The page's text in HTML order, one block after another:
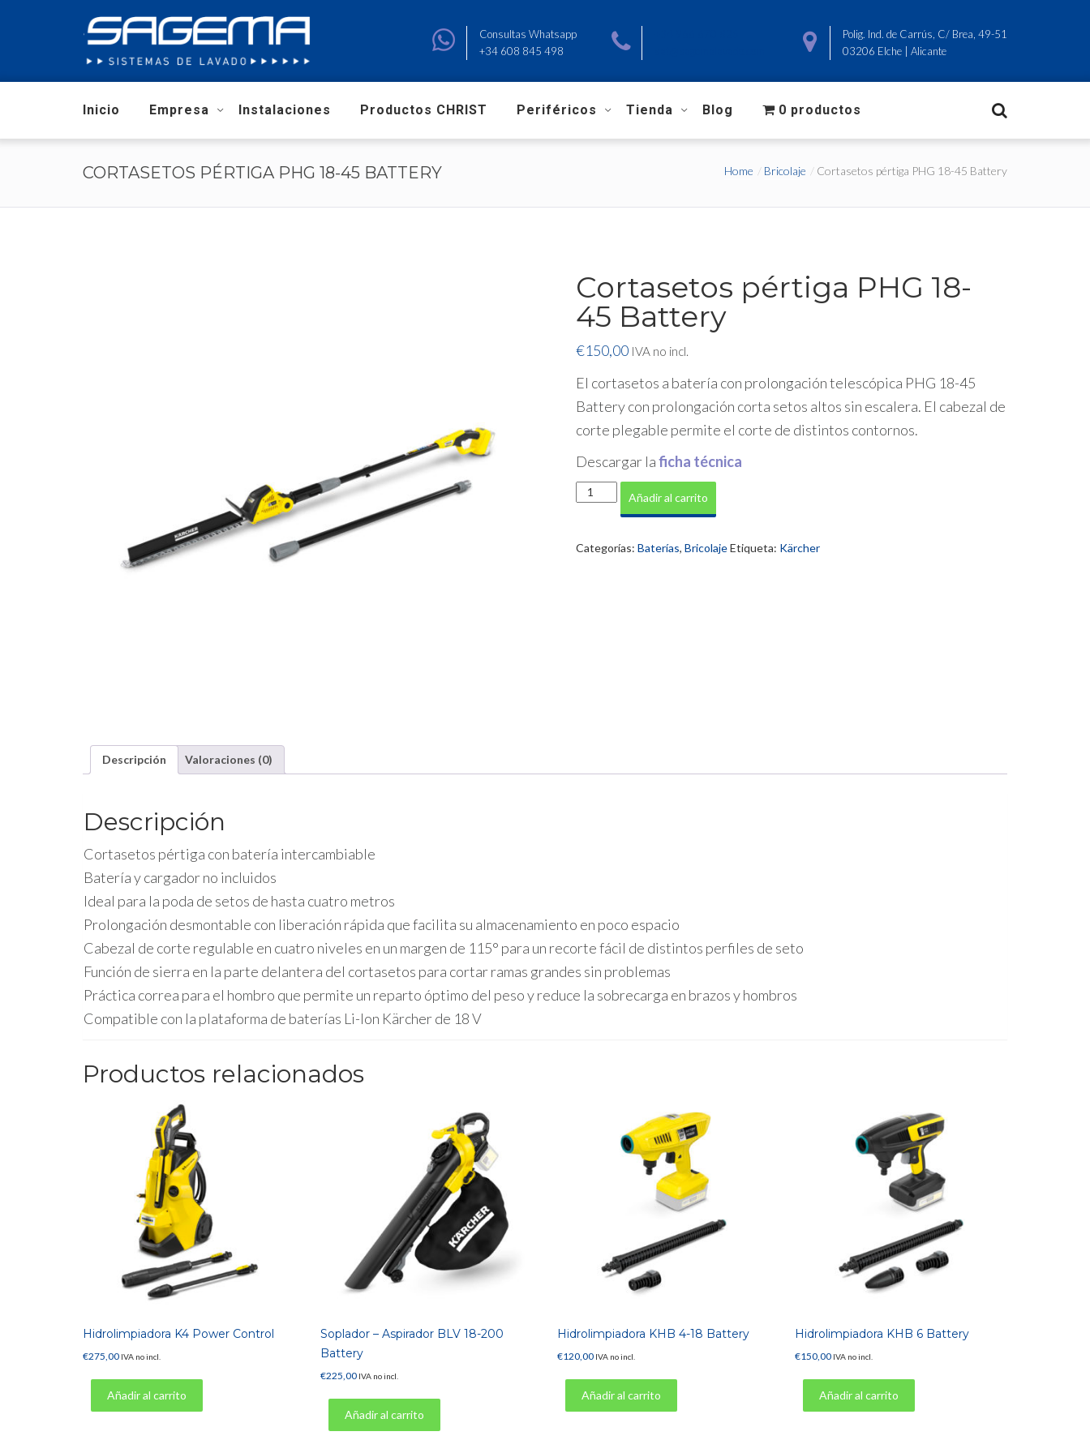
Consultas Whatsapp
+34 608 845 498
Polig. Ind. de Carrús, C/ Brea, 49-51
03206 Elche | Alicante
Inicio Empresa Instalaciones Productos CHRIST Periféricos Tienda Blog 0 productos
CORTASETOS PÉRTIGA PHG 18-45 BATTERY Home Bricolaje Cortasetos pértiga PHG 18-45 Battery
Cortasetos pértiga PHG 18-
45 Battery
€150,00 IVA no incl.
El cortasetos a batería con prolongación telescópica PHG 18-45
Battery con prolongación corta setos altos sin escalera. El cabezal de
corte plegable permite el corte de distintos contornos.
Descargar laficha técnica
Cortasetos
pértiga
45
Añadir al carrito
Categorías:Baterías,Bricolaje Etiqueta: Kärcher
Descripción Valoraciones (0)
Descripción
Cortasetos pértiga con batería intercambiable
Batería y cargador no incluidos
Ideal para la poda de setos de hasta cuatro metros
Prolongación desmontable con liberación rápida que facilita su almacenamiento en poco espacio
Cabezal de corte regulable en cuatro niveles en un margen de 115° para un recorte fácil de distintos perfiles de seto
Función de sierra en la parte delantera del cortasetos para cortar ramas grandes sin problemas
Práctica correa para el hombro que permite un reparto óptimo del peso y reduce la sobrecarga en brazos y hombros
Compatible con la plataforma de baterías Li-Ion Kärcher de 18 V
Productos relacionados
Hidrolimpiadora K4 Power Control
€275,00 IVA no incl.
Añadir al carrito
Soplador – Aspirador BLV 18-200
Battery
€225,00 IVA no incl.
Añadir al carrito
Hidrolimpiadora KHB 4-18 Battery
€120,00 IVA no incl.
Añadir al carrito
Hidrolimpiadora KHB 6 Battery
€150,00 IVA no incl.
Añadir al carrito